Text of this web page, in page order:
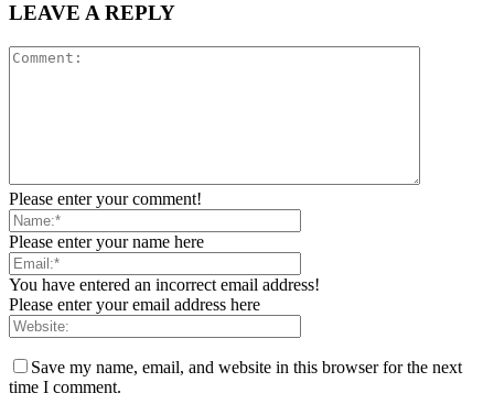
LEAVE A REPLY
Please enter your comment!
Please enter your name here
You have entered an incorrect email address!
Please enter your email address here
Save my name, email, and website in this browser for the next
time I comment.